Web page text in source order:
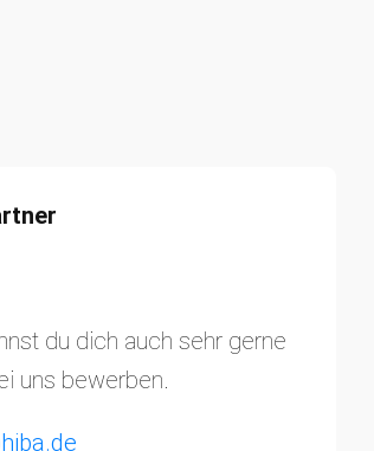
du dich auch sehr gerne
uns bewerben.